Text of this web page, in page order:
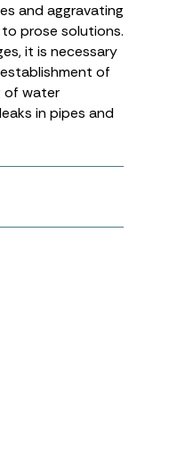
and aggravating
prose solutions.
it is necessary
of
of water
in pipes and